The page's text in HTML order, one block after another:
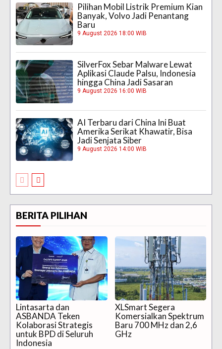
Pilihan Mobil Listrik Premium Kian
Banyak, Volvo Jadi Penantang
Baru
9 August 2026 18:00 WIB
SilverFox Sebar Malware Lewat
Aplikasi Claude Palsu, Indonesia
hingga China Jadi Sasaran
9 August 2026 16:00 WIB
AI Terbaru dari China Ini Buat
Amerika Serikat Khawatir, Bisa
Jadi Senjata Siber
9 August 2026 14:00 WIB
BERITA PILIHAN
Lintasarta dan
ASBANDA Teken
Kolaborasi Strategis
untuk BPD di Seluruh
Indonesia
XLSmart Segera
Komersialkan Spektrum
Baru 700 MHz dan 2,6
GHz